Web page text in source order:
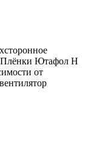
Плёнки Ютафол Н
от